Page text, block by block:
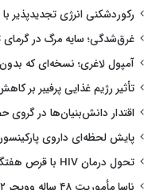
رکوردشکنی انرژی تجدیدپذیر با ۵۸۰۰ مگاوات برق
غرق‌شدگی؛ سایه مرگ در گرمای
آمپول لاغری؛ نسخه‌ای که
تأثیر رژیم غذایی پرفیبر بر
اقتدار دانش‌بنیان‌ها در گروی
پایش لحظه‌ای داروی
تحول درمان HIV با قرص هفتگی